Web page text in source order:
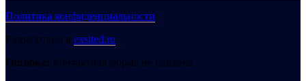
Политика конфиденциальности
Разработано в exsited.ru
Ошибка: Контактная форма не найдена.